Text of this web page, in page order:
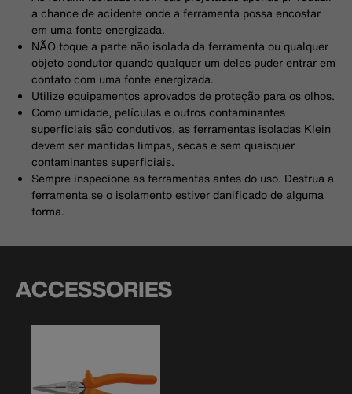
a chance de acidente onde a ferramenta possa encostar
em uma fonte energizada.
NÃO toque a parte não isolada da ferramenta ou qualquer
objeto condutor quando qualquer um deles puder entrar em
contato com uma fonte energizada.
Utilize equipamentos aprovados de proteção para os olhos.
Como umidade, películas e outros contaminantes
superficiais são condutivos, as ferramentas isoladas Klein
devem ser mantidas limpas, secas e sem quaisquer
contaminantes superficiais.
Sempre inspecione as ferramentas antes do uso. Destrua a
ferramenta se o isolamento estiver danificado de alguma
forma.
ACCESSORIES